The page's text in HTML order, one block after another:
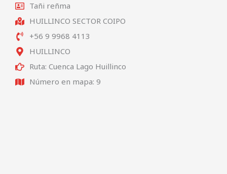
Tañi reñma
HUILLINCO SECTOR COIPO
+56 9 9968 4113
HUILLINCO
Ruta: Cuenca Lago Huillinco
Número en mapa: 9